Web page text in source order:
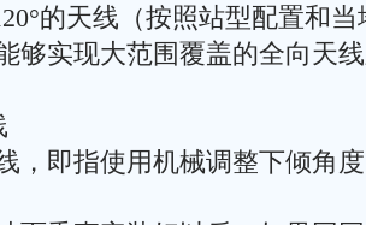
的天线（按照站型配置和
够实现大范围覆盖的全向天
，即指使用机械调整下倾角